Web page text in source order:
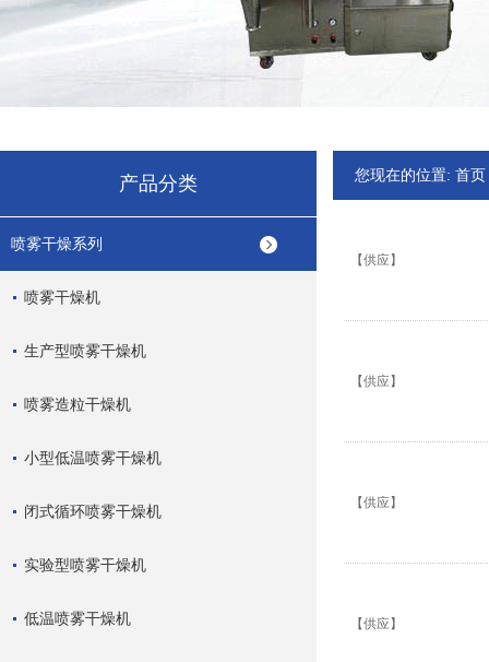
产品分类
喷雾干燥系列
喷雾干燥机
生产型喷雾干燥机
喷雾造粒干燥机
小型低温喷雾干燥机
闭式循环喷雾干燥机
实验型喷雾干燥机
低温喷雾干燥机
您现在的位置: 首页
【供应】
【供应】
【供应】
【供应】